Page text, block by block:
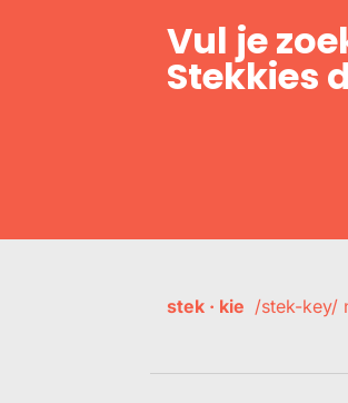
Vul je
Stekkies
stek · kie /stek-key/